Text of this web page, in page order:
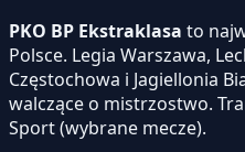
PKO BP Ekstraklasa to
Polsce. Legia Warszawa,
Częstochowa i Jagiellonia
walczące o mistrzostwo.
Sport (wybrane mecze).